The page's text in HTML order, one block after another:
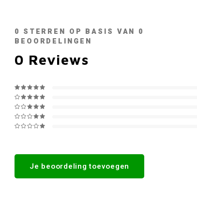
0 STERREN OP BASIS VAN 0
BEOORDELINGEN
0 Reviews
Je beoordeling toevoegen